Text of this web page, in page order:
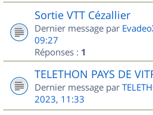
Sortie VTT Cézallier
Dernier message par
09:27
Réponses : 1
TELETHON PAYS DE
Dernier message par
2023, 11:33